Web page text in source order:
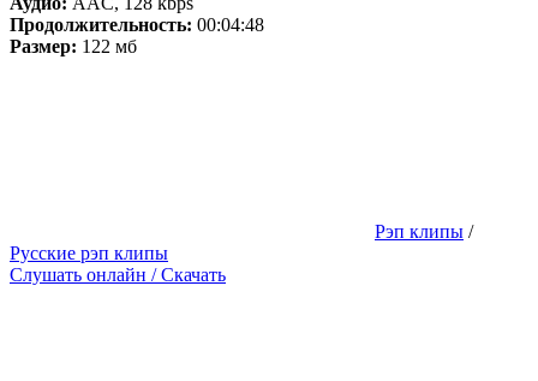
Продолжительность: 00:04:48
Размер: 122 мб
Рэп клипы /
Русские рэп клипы
Слушать онлайн / Скачать